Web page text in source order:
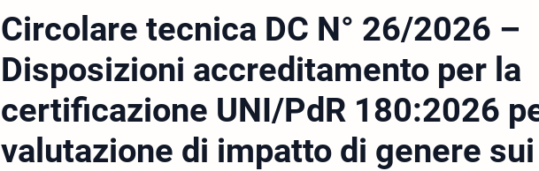
Circolare tecnica DC N° 26/2026 –
Disposizioni accreditamento per la
certificazione UNI/PdR 180:2026
valutazione di impatto di genere sui